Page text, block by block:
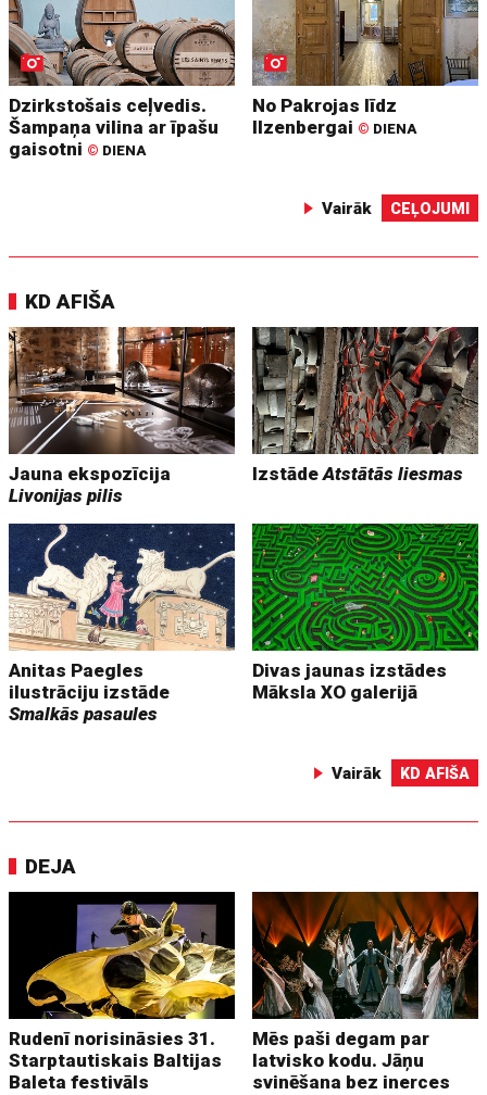
Dzirkstošais ceļvedis.
Šampaņa vilina ar īpašu
gaisotni © DIENA
No Pakrojas līdz
Ilzenbergai © DIENA
Vairāk CEĻOJUMI
KD AFIŠA
Jauna ekspozīcija
Livonijas pilis
IzstādeAtstātās liesmas
Anitas Paegles
ilustrāciju izstāde
Smalkās pasaules
Divas jaunas izstādes
Māksla XO galerijā
Vairāk KD AFIŠA
DEJA
Rudenī norisināsies 31.
Starptautiskais Baltijas
Baleta festivāls
Mēs paši degam par
latvisko kodu. Jāņu
svinēšana bez inerces